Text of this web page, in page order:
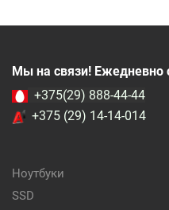
Мы на связи! Ежедневно
+375(29) 888-44-44
+375 (29) 14-14-014
Ноутбуки
SSD